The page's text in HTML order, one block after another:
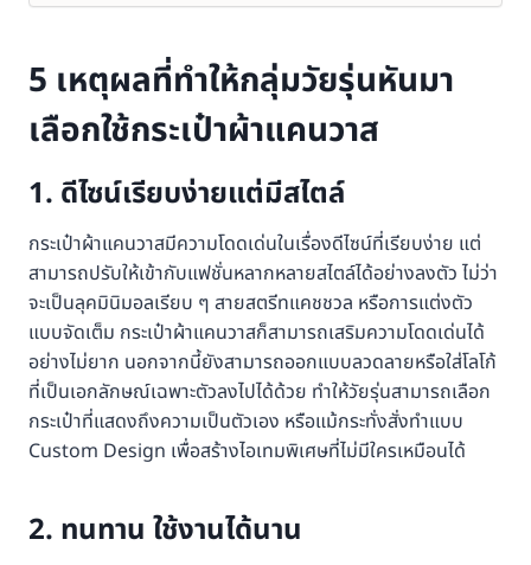
5 เหตุผลที่ทำให้กลุ่มวัยรุ่นหันมา
เลือกใช้กระเป๋าผ้าแคนวาส
1. ดีไซน์เรียบง่ายแต่มีสไตล์
กระเป๋าผ้าแคนวาสมีความโดดเด่นในเรื่องดีไซน์ที่เรียบง่าย แต่
สามารถปรับให้เข้ากับแฟชั่นหลากหลายสไตล์ได้อย่างลงตัว ไม่ว่า
จะเป็นลุคมินิมอลเรียบ ๆ สายสตรีทแคชชวล หรือการแต่งตัว
แบบจัดเต็ม กระเป๋าผ้าแคนวาสก็สามารถเสริมความโดดเด่นได้
อย่างไม่ยาก นอกจากนี้ยังสามารถออกแบบลวดลายหรือใส่โลโก้
ที่เป็นเอกลักษณ์เฉพาะตัวลงไปได้ด้วย ทำให้วัยรุ่นสามารถเลือก
กระเป๋าที่แสดงถึงความเป็นตัวเอง หรือแม้กระทั่งสั่งทำแบบ
Custom Design เพื่อสร้างไอเทมพิเศษที่ไม่มีใครเหมือนได้
2. ทนทาน ใช้งานได้นาน